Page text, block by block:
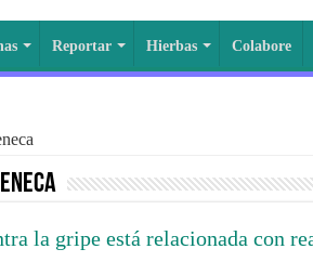
Reportar Hierbas Colabore
la gripe está relacionada con